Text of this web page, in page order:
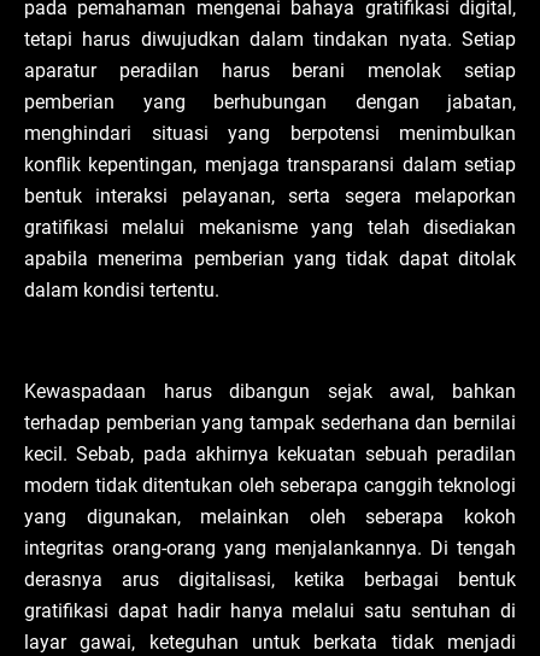
pada pemahaman mengenai bahaya gratifikasi digital,
tetapi harus diwujudkan dalam tindakan nyata. Setiap
aparatur peradilan harus berani menolak setiap
pemberian yang berhubungan dengan jabatan,
menghindari situasi yang berpotensi menimbulkan
konflik kepentingan, menjaga transparansi dalam setiap
bentuk interaksi pelayanan, serta segera melaporkan
gratifikasi melalui mekanisme yang telah disediakan
apabila menerima pemberian yang tidak dapat ditolak
dalam kondisi tertentu.
Kewaspadaan harus dibangun sejak awal, bahkan
terhadap pemberian yang tampak sederhana dan bernilai
kecil. Sebab, pada akhirnya kekuatan sebuah peradilan
modern tidak ditentukan oleh seberapa canggih teknologi
yang digunakan, melainkan oleh seberapa kokoh
integritas orang-orang yang menjalankannya. Di tengah
derasnya arus digitalisasi, ketika berbagai bentuk
gratifikasi dapat hadir hanya melalui satu sentuhan di
layar gawai, keteguhan untuk berkata tidak menjadi